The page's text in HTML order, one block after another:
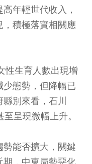
年輕世代收入，
，積極落實相關應
性生育人數出現增
態勢，但降幅已
別來看，石川
呈現微幅上升。
勢能否擴大，關鍵
期，中東局勢惡化